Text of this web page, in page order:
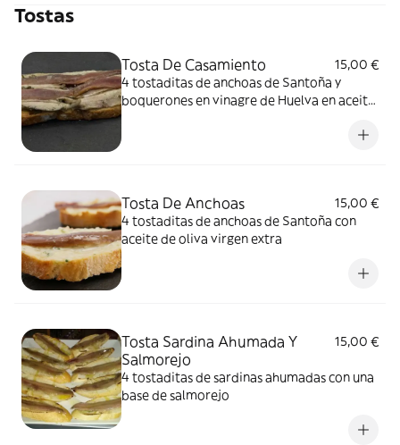
Tostas
Tosta De Casamiento
15,00 €
4 tostaditas de anchoas de Santoña y
boquerones en vinagre de Huelva en aceite
Tosta De Anchoas
15,00 €
4 tostaditas de anchoas de Santoña con
aceite de oliva virgen extra
Tosta Sardina Ahumada Y
Salmorejo
15,00 €
4 tostaditas de sardinas ahumadas con una
base de salmorejo